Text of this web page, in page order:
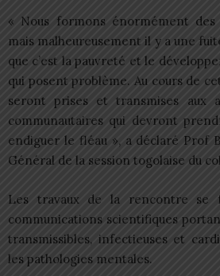
« Nous formons énormément des
mais malheureusement il y a une
que c’est la pauvreté et le
qui posent problème. Au cours de
seront prises et transmises aux
communautaires qui devront
endiguer le fléau », a déclaré Prof
Général de la session togolaise du
Les travaux de la rencontre se
communications scientifiques
transmissibles, infectieuses et
les pathologies mentales.